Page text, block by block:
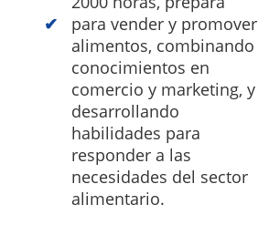
para vender y promover
alimentos, combinando
conocimientos en
comercio y marketing, y
desarrollando
habilidades para
responder a las
necesidades del sector
alimentario.